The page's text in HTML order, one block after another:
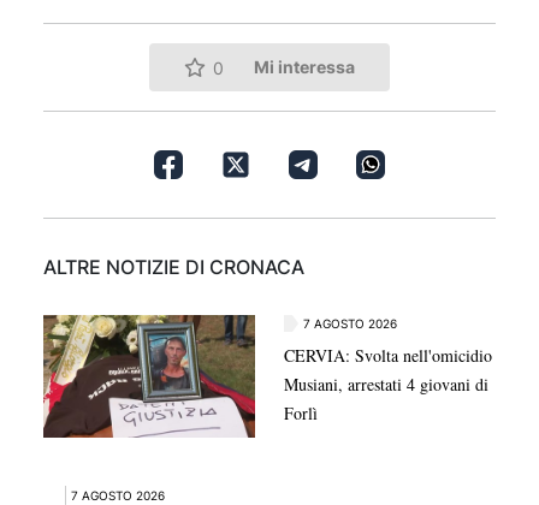
0 Mi interessa
ALTRE NOTIZIE DI CRONACA
7 AGOSTO 2026
CERVIA: Svolta nell'omicidio
Musiani, arrestati 4 giovani di
Forlì
7 AGOSTO 2026